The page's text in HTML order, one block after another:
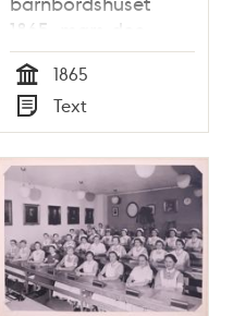
1865, mars-dec
(from 1881 Södra
barnbördshuset)
Tid
1865
Typ
Text